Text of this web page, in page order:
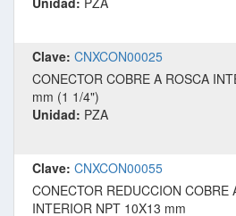
Clave: CNXCON00025
CONECTOR COBRE A ROSCA
mm (1 1/4")
Unidad: PZA
Clave: CNXCON00055
CONECTOR REDUCCION COBRE
INTERIOR NPT 10X13 mm